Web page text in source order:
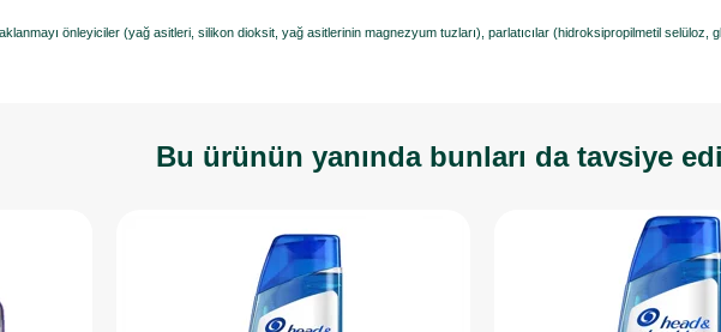
önleyiciler (yağ asitleri, silikon dioksit, yağ asitlerinin magnezyum tuzları), parlatıcılar (hidroksipropilmetil selüloz,
Bu ürünün yanında bunları da tavsiye